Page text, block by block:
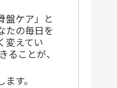
盤ケア」と
たの毎日を
変えてい
ることが、
す。